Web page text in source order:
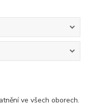
ve všech oborech.